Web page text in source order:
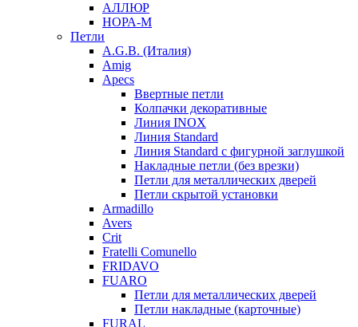
АЛЛЮР
НОРА-М
Петли
A.G.B. (Италия)
Amig
Apecs
Ввертные петли
Колпачки декоративные
Линия INOX
Линия Standard
Линия Standard с фигурной заглушкой
Накладные петли (без врезки)
Петли для металлических дверей
Петли скрытой установки
Armadillo
Avers
Crit
Fratelli Comunello
FRIDAVO
FUARO
Петли для металлических дверей
Петли накладные (карточные)
FURAL